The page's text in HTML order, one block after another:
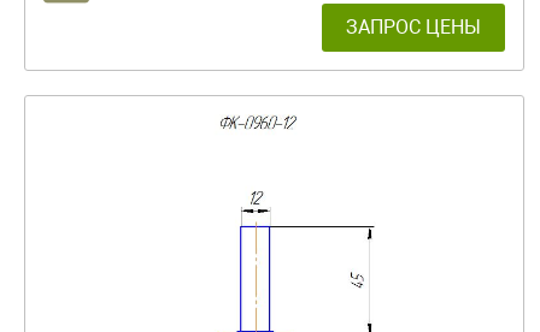
ЗАПРОС ЦЕНЫ